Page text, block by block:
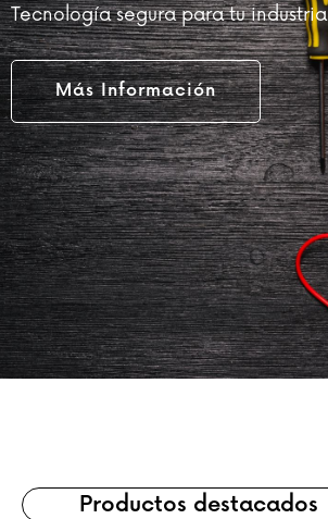
Tecnología segura para tu industria
Más Información
Productos destacados